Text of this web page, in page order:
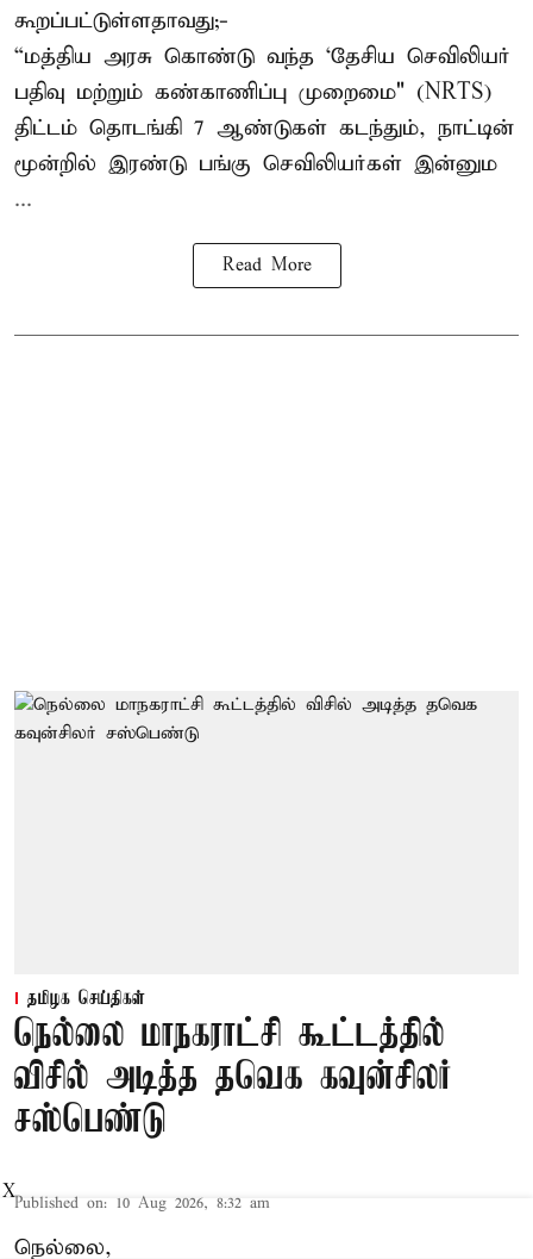
கூறப்பட்டுள்ளதாவது;-
“மத்திய அரசு கொண்டு வந்த ‘தேசிய செவிலியர்
பதிவு மற்றும் கண்காணிப்பு முறைமை" (NRTS)
திட்டம் தொடங்கி 7 ஆண்டுகள் கடந்தும், நாட்டின்
மூன்றில் இரண்டு பங்கு செவிலியர்கள் இன்னும
...
Read More
தமிழக செய்திகள்
நெல்லை மாநகராட்சி கூட்டத்தில்
விசில் அடித்த தவெக கவுன்சிலர்
சஸ்பெண்டு
Published on: 10 Aug 2026, 8:32 am
நெல்லை,
X